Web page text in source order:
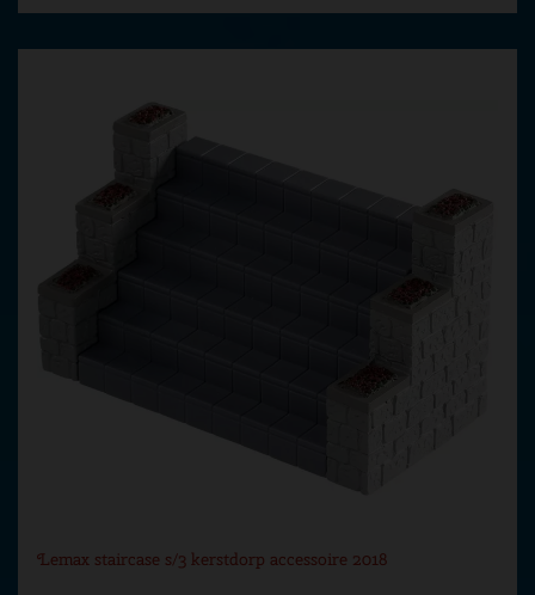
Lemax staircase s/3 kerstdorp accessoire 2018